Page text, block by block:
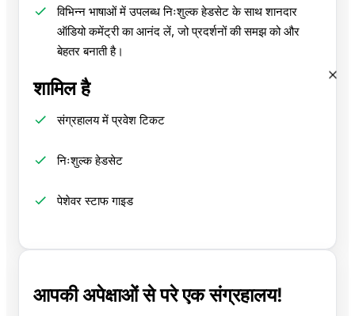
विभिन्न भाषाओं में उपलब्ध निःशुल्क हेडसेट के साथ शानदार
ऑडियो कमेंट्री का आनंद लें, जो प्रदर्शनों की समझ को और
बेहतर बनाती है।
शामिल है
संग्रहालय में प्रवेश टिकट
निःशुल्क हेडसेट
पेशेवर स्टाफ गाइड
आपकी अपेक्षाओं से परे एक संग्रहालय!